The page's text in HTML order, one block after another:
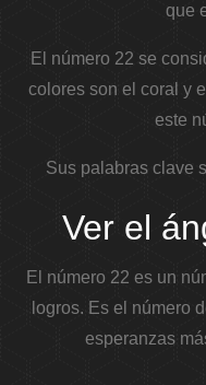
que
El número 22 se
colores son el coral y
este
Sus palabras clave
Ver el
El número 22 es un
logros. Es el número
esperanzas